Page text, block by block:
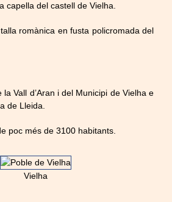
capella del castell de Vielha.
romànica en fusta policromada del
Vall d’Aran i del Municipi de Vielha e
de Lleida.
poc més de 3100 habitants.
Vielha